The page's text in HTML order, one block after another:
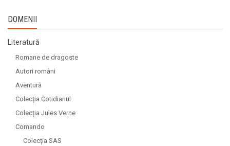
DOMENII
Literatură
Romane de dragoste
Autori români
Aventură
Colecția Cotidianul
Colecția Jules Verne
Comando
Colecția SAS